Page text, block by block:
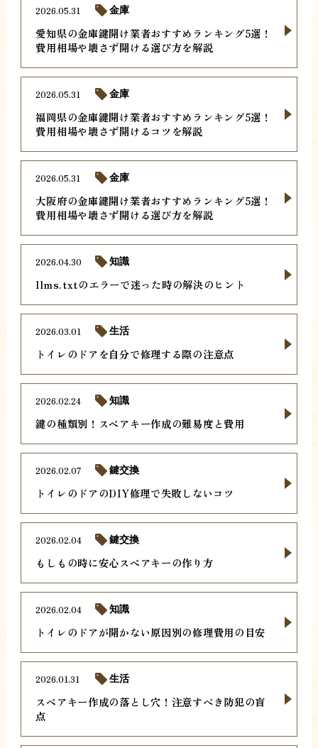
愛知県の金庫鍵開け業者おすすめランキング5選！
費用相場や壊さず開ける選び方を解説
2026.05.31 金庫
福岡県の金庫鍵開け業者おすすめランキング5選！
費用相場や壊さず開けるコツを解説
2026.05.31 金庫
大阪府の金庫鍵開け業者おすすめランキング5選！
費用相場や壊さず開ける選び方を解説
2026.05.31 金庫
llms.txtのエラーで迷った時の解決のヒント
2026.04.30 知識
トイレのドアを自分で修理する際の注意点
2026.03.01 生活
鍵の種類別！スペアキー作成の難易度と費用
2026.02.24 知識
トイレのドアのDIY修理で失敗しないコツ
2026.02.07 鍵交換
もしもの時に安心スペアキーの作り方
2026.02.04 鍵交換
トイレのドアが開かない原因別の修理費用の目安
2026.02.04 知識
スペアキー作成の落とし穴！注意すべき防犯の盲
点
2026.01.31 生活